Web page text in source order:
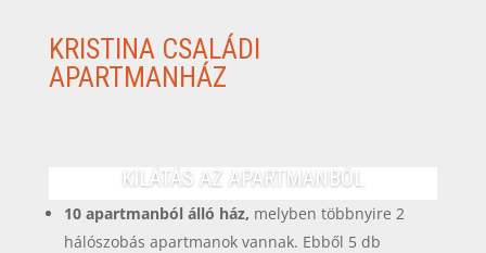
KRISTINA CSALÁDI
APARTMANHÁZ
KILÁTÁS AZ APARTMANBÓL
10 apartmanból álló ház, melyben többnyire 2
hálószobás apartmanok vannak. Ebből 5 db